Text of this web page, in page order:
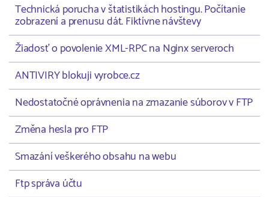
Technická porucha v štatistikách hostingu. Počítanie
zobrazení a prenusu dát. Fiktívne návštevy
Žiadosť o povolenie XML-RPC na Nginx serveroch
ANTIVIRY blokuji vyrobce.cz
Nedostatočné oprávnenia na zmazanie súborov v FTP
Změna hesla pro FTP
Smazání veškerého obsahu na webu
Ftp správa účtu